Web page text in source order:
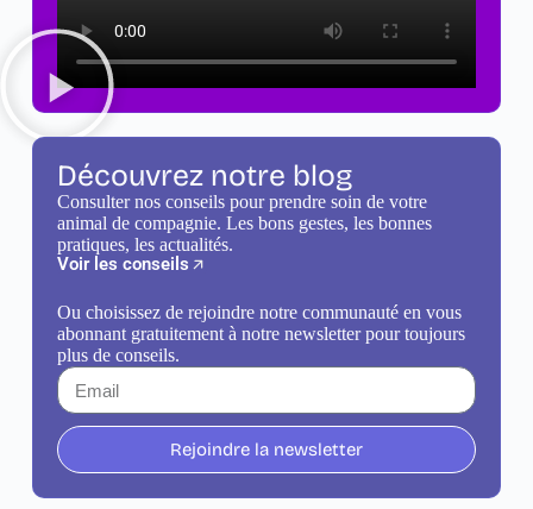
Découvrez notre blog
Consulter nos conseils pour prendre soin de votre
animal de compagnie. Les bons gestes, les bonnes
pratiques, les actualités.
Voir les conseils
Ou choisissez de rejoindre notre communauté en vous
abonnant gratuitement à notre newsletter pour toujours
plus de conseils.
Rejoindre la newsletter